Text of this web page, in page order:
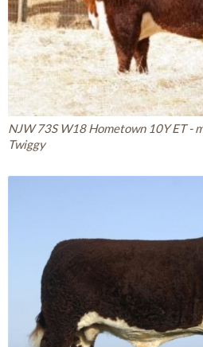
NJW 73S W18 Hometown 10Y ET -
Twiggy